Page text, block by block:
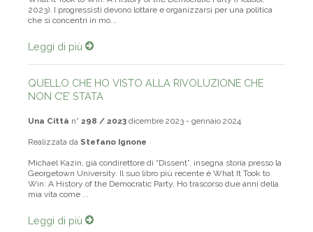
2023). I progressisti devono lottare e organizzarsi per una politica
che si concentri in mo...
Leggi di più
QUELLO CHE HO VISTO ALLA RIVOLUZIONE CHE
NON C’E’ STATA
Una Città n° 298 / 2023 dicembre 2023 - gennaio 2024
Realizzata da Stefano Ignone
Michael Kazin, già condirettore di “Dissent”, insegna storia presso la
Georgetown University. Il suo libro più recente è What It Took to
Win: A History of the Democratic Party. Ho trascorso due anni della
mia vita come ...
Leggi di più